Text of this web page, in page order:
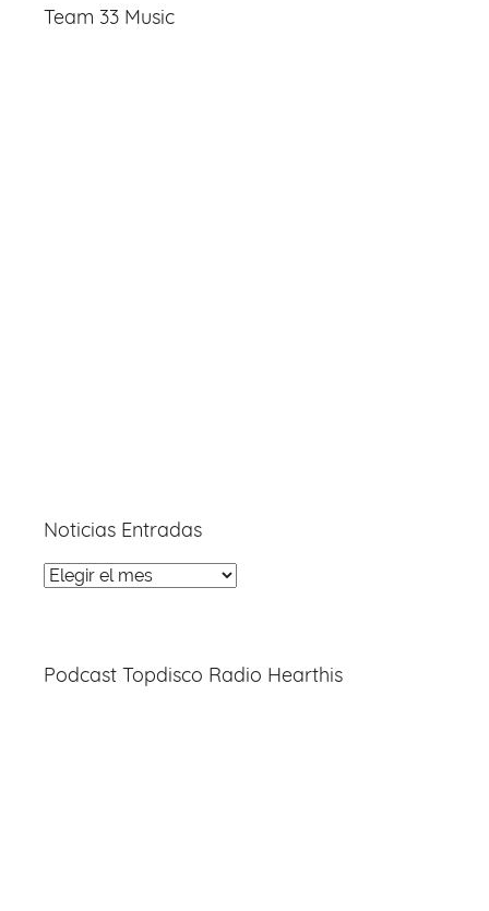
Team 33 Music
Noticias Entradas
Noticias
Podcast Topdisco Radio Hearthis